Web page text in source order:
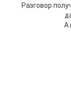
Разговор
А